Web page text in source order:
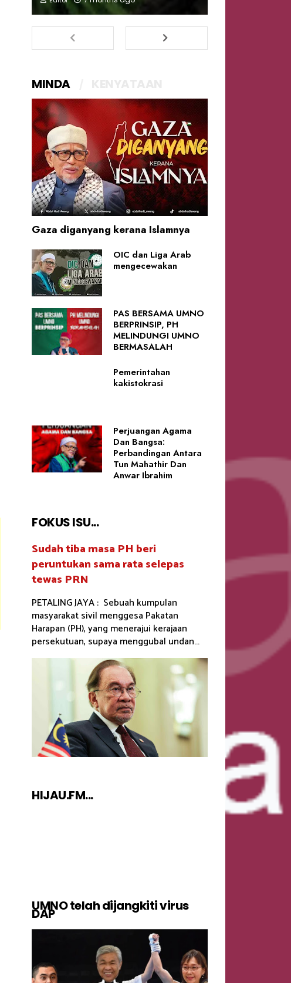
MINDA
Gaza diganyang kerana Islamnya
OIC dan Liga Arab
mengecewakan
PAS BERSAMA UMNO
BERPRINSIP, PH
MELINDUNGI UMNO
BERMASALAH
Pemerintahan
kakistokrasi
Perjuangan Agama
Dan Bangsa:
Perbandingan Antara
Tun Mahathir Dan
Anwar Ibrahim
FOKUS ISU...
Sudah tiba masa PH beri
peruntukan sama rata selepas
tewas PRN
PETALING JAYA : Sebuah kumpulan
masyarakat sivil menggesa Pakatan
Harapan (PH), yang menerajui kerajaan
persekutuan, supaya menggubal undan...
HIJAU.FM...
UMNO telah dijangkiti virus
DAP